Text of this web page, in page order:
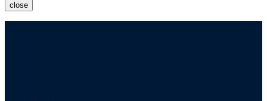
close